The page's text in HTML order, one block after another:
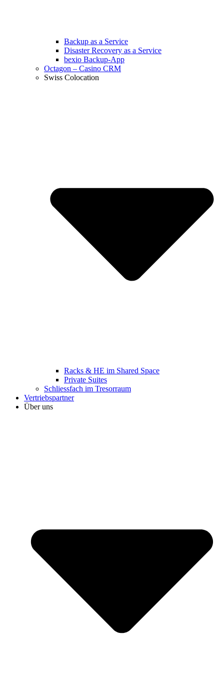
Backup as a Service
Disaster Recovery as a Service
bexio Backup-App
Octagon – Casino CRM
Swiss Colocation
Racks & HE im Shared Space
Private Suites
Schliessfach im Tresorraum
Vertriebspartner
Über uns